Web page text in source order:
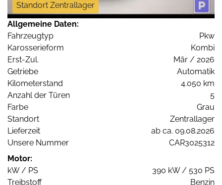
Standort Zentrallager
Allgemeine Daten:
Fahrzeugtyp
Pkw
Karosserieform
Kombi
Erst-Zul.
Mär / 2026
Getriebe
Automatik
Kilometerstand
4.050 km
Anzahl der Türen
5
Farbe
Grau
Standort
Zentrallager
Lieferzeit
ab ca. 09.08.2026
Unsere Nummer
CAR3025312
Motor:
kW / PS
390 kW / 530 PS
Treibstoff
Benzin